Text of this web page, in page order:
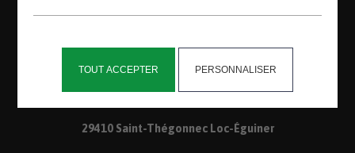
TOUT ACCEPTER PERSONNALISER
2, place de la Mairie
29410 Saint-Thégonnec Loc-Éguiner